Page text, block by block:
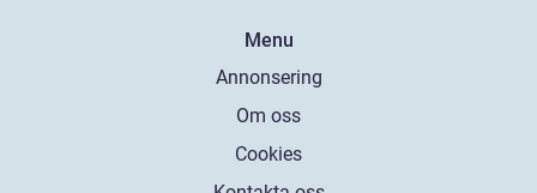
Menu
Annonsering
Om oss
Cookies